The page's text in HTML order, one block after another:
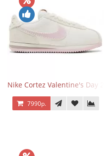
Nike Cortez Valentine's Day 2025
7990р.